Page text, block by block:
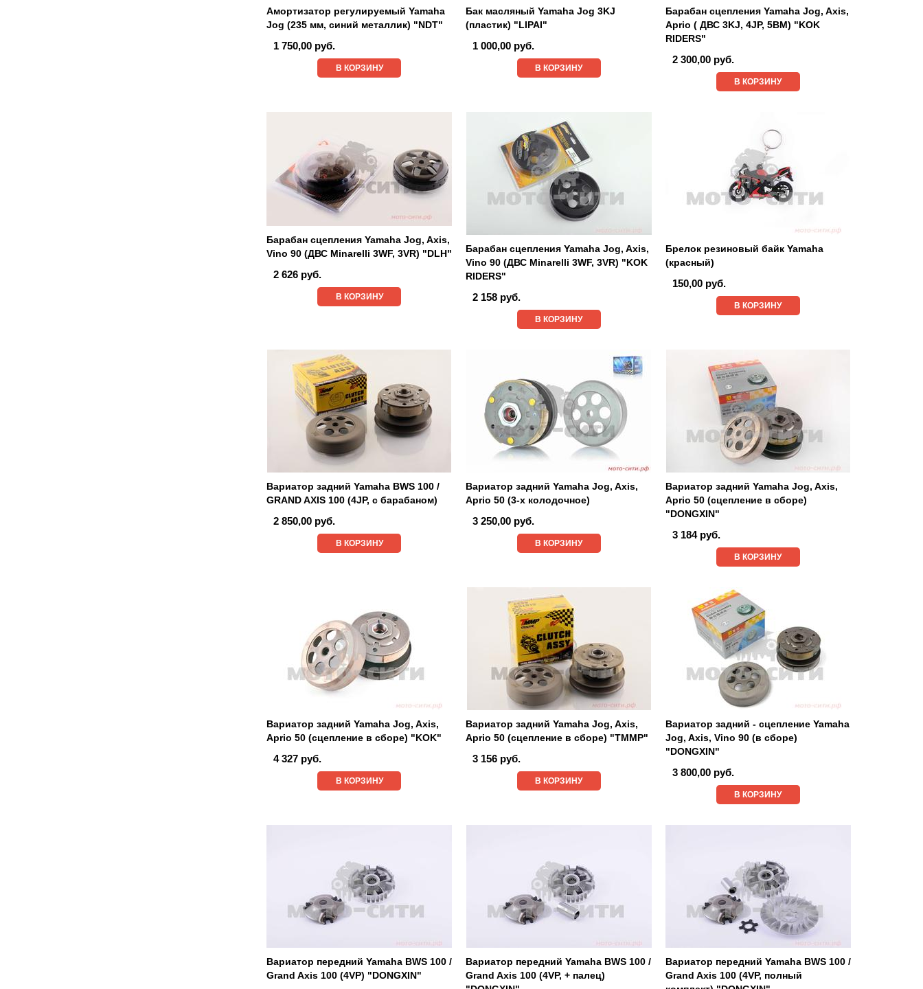
Амортизатор регулируемый Yamaha
Jog (235 мм, синий металлик) "NDT"
1 750,00 руб.
В КОРЗИНУ
Бак масляный Yamaha Jog 3KJ
(пластик) "LIPAI"
1 000,00 руб.
В КОРЗИНУ
Барабан сцепления Yamaha Jog, Axis,
Aprio ( ДВС 3KJ, 4JP, 5BM) "KOK
RIDERS"
2 300,00 руб.
В КОРЗИНУ
Барабан сцепления Yamaha Jog, Axis,
Vino 90 (ДВС Minarelli 3WF, 3VR) "DLH"
2 626 руб.
В КОРЗИНУ
Барабан сцепления Yamaha Jog, Axis,
Vino 90 (ДВС Minarelli 3WF, 3VR) "KOK
RIDERS"
2 158 руб.
В КОРЗИНУ
Брелок резиновый байк Yamaha
(красный)
150,00 руб.
В КОРЗИНУ
Вариатор задний Yamaha BWS 100 /
GRAND AXIS 100 (4JP, с барабаном)
2 850,00 руб.
В КОРЗИНУ
Вариатор задний Yamaha Jog, Axis,
Aprio 50 (3-х колодочное)
3 250,00 руб.
В КОРЗИНУ
Вариатор задний Yamaha Jog, Axis,
Aprio 50 (сцепление в сборе)
"DONGXIN"
3 184 руб.
В КОРЗИНУ
Вариатор задний Yamaha Jog, Axis,
Aprio 50 (сцепление в сборе) "KOK"
4 327 руб.
В КОРЗИНУ
Вариатор задний Yamaha Jog, Axis,
Aprio 50 (сцепление в сборе) "TMMP"
3 156 руб.
В КОРЗИНУ
Вариатор задний - сцепление Yamaha
Jog, Axis, Vino 90 (в сборе)
"DONGXIN"
3 800,00 руб.
В КОРЗИНУ
Вариатор передний Yamaha BWS 100 /
Grand Axis 100 (4VP) "DONGXIN"
Вариатор передний Yamaha BWS 100 /
Grand Axis 100 (4VP, + палец)
Вариатор передний Yamaha BWS 100 /
Grand Axis 100 (4VP, полный